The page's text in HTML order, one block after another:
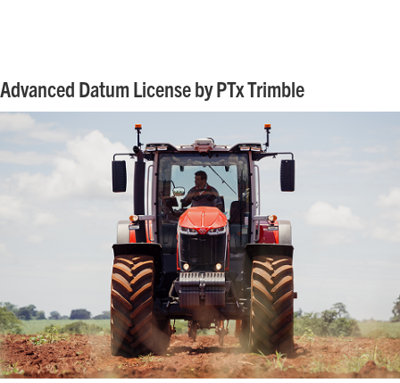
Advanced Datum License by PTx Trimble​